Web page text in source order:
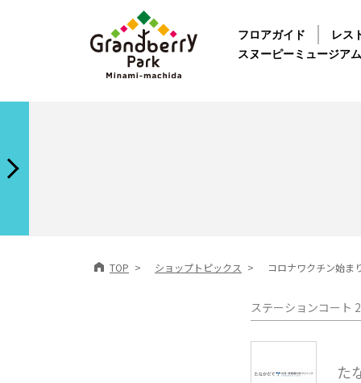
フロアガイド レス
スヌーピーミュージアム
TOP ショップトピックス コロナワクチン始ま
ステーションコート
た